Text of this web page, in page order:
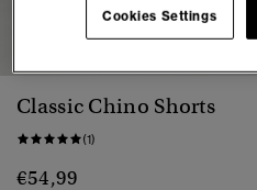
1 2
Classic Chino Shorts
(1)
€54,99
Cookies Settings